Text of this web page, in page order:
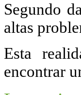
Segundo
altas
Esta
encontrar